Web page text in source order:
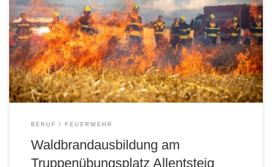
BERUF FEUERWEHR
Waldbrandausbildung am
Truppenübungsplatz Allentsteig